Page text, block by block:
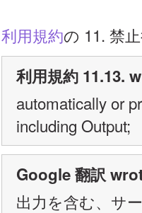
利用規約の 11. 禁
利用規約 11.13.
automatically or
including Output;
Google 翻訳
出力を含む、サ